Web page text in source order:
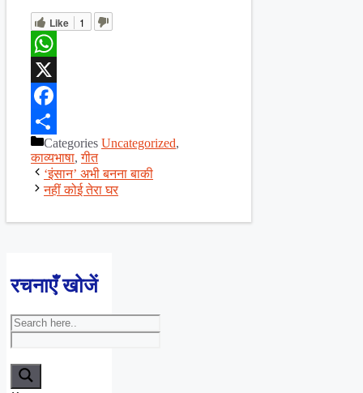
Like 1
WhatsApp
X
Facebook
ShareCategories Uncategorized,
काव्यभाषा,गीत
‘इंसान’ अभी बनना बाकी
नहीं कोई तेरा घर
रचनाएँ खोजें